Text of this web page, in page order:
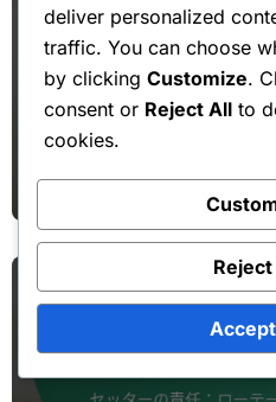
バレーボールにおけるセッタ
セッターの責任：
ポコントロール、
deliver personalized
traffic. You can choose
by clicking Customize.
consent or Reject All to
cookies.